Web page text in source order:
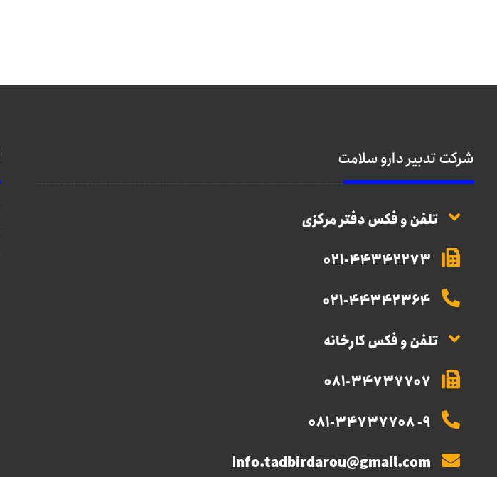
شرکت تدبیر دارو سلامت
تلفن و فکس دفتر مرکزی
021-44342273
021-44342364
تلفن و فکس کارخانه
081-34737707
9- 081-34737708
info.tadbirdarou@gmail.com